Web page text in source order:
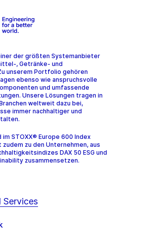
der größten Systemanbieter
, Getränke- und
unserem Portfolio gehören
ebenso wie anspruchsvolle
und umfassende
Unsere Lösungen tragen in
weltweit dazu bei,
immer nachhaltiger und
im STOXX® Europe 600 Index
zu den Unternehmen, aus
DAX 50 ESG und
zusammensetzen.
Services